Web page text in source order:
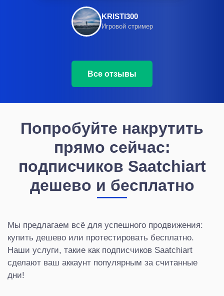
KRISTI300
Игровой стример
Все отзывы
Попробуйте накрутить
прямо сейчас:
подписчиков Saatchiart
дешево и бесплатно
Мы предлагаем всё для успешного продвижения:
купить дешево или протестировать бесплатно.
Наши услуги, такие как подписчиков Saatchiart
сделают ваш аккаунт популярным за считанные
дни!